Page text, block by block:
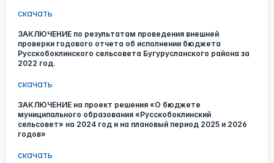
скачать
ЗАКЛЮЧЕНИЕ по результатам проведения внешней
проверки годового отчета об исполнении бюджета
Русскобоклинского сельсовета Бугурусланского района за
2022 год.
скачать
ЗАКЛЮЧЕНИЕ на проект решения «О бюджете
муниципального образования «Русскобоклинский
сельсовет» на 2024 год и на плановый период 2025 и 2026
годов»
скачать